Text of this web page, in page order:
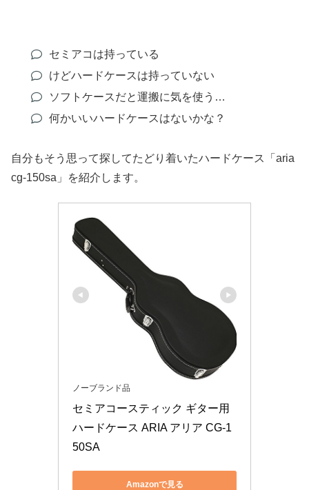
セミアコは持っている
けどハードケースは持っていない
ソフトケースだと運搬に気を使う…
何かいいハードケースはないかな？
自分もそう思って探してたどり着いたハードケース「aria
cg-150sa」を紹介します。
ノーブランド品
セミアコースティック ギター用
ハードケース ARIA アリア CG-1
50SA
Amazonで見る